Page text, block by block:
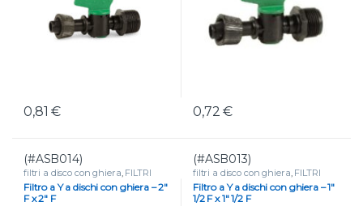
0,81€ 0,72€
(#ASB014)
filtri a disco con ghiera FILTRI
MANUALI FUORI TUTTO
Filtro a Y a dischi con ghiera – 2″
F x 2″ F
(#ASB013)
filtri a disco con ghiera FILTRI
MANUALI FUORI TUTTO
Filtro a Y a dischi con ghiera – 1″
1/2 F x 1″ 1/2 F